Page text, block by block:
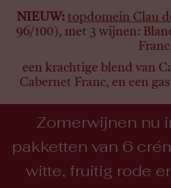
NIEUW: topdomein Clau
96/100), met 3 wijnen:
een krachtige blend van
Cabernet Franc, en een
Zomerwijnen nu
pakketten van 6
witte, fruitig rode